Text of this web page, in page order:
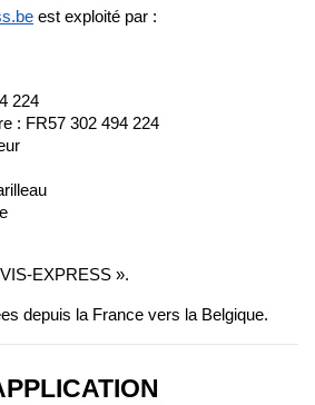
est exploité par :
224
: FR57 302 494 224
EXPRESS ».
depuis la France vers la Belgique.